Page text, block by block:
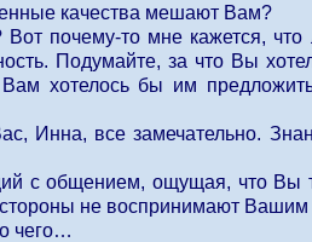
качества мешают Вам?
почему-то мне кажется, что
Подумайте, за что Вы
хотелось бы им
все замечательно.
с общением, ощущая, что Вы
стороны не воспринимают
чего…